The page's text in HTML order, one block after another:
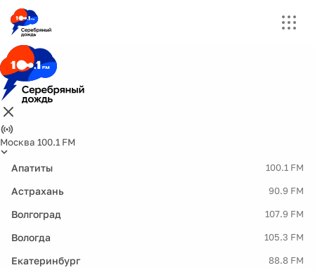
Москва 100.1 FM
Апатиты 100.1 FM
Астрахань 90.9 FM
Волгоград 107.9 FM
Вологда 105.3 FM
Екатеринбург 88.8 FM